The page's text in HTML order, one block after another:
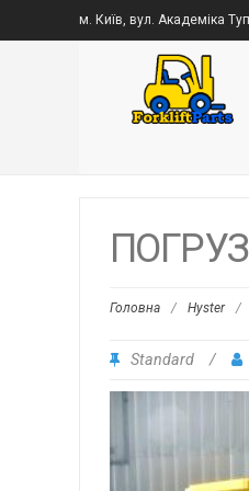
м. Київ, вул. Академіка
Головна / Hyster /
Standard /